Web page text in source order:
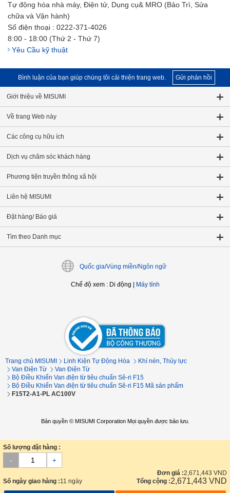
Tự động hóa nhà máy, Điện tử, Dụng cụ& MRO (Bảo Trì, Sửa
chữa và Vận hành)
Số điện thoại : 0222-371-4026
8:00 - 18:00 (Thứ 2 - Thứ 7)
Yêu Cầu kỹ thuật
Bình luận của bạn giúp chúng tôi cải thiện trang web. Gửi phản hồi
Giới thiệu về MISUMI
Về trang Web này
Các công cụ hữu ích
Dịch vụ chăm sóc khách hàng
Phương tiện truyền thông xã hội
Liên hệ MISUMI
Đặt hàng/ Báo giá
Tìm theo Danh mục
Quốc gia/Vùng miền/Ngôn ngữ
Chế độ xem: Di động Máy tính
Trang chủ MISUMI Linh Kiện Tự Động Hóa
Khí nén, Thủy lực
Van Điện Từ
Van Điện Từ
Bộ Điều Khiển Van điện từ tiêu chuẩn Sê-ri F15
Bộ Điều Khiển Van điện từ tiêu chuẩn Sê-ri F15 Mã sản phẩm
F15T2-A1-PL AC100V
Bản quyền © MISUMI Corporation Mọi quyền được bảo lưu.
Số lượng đặt hàng :
- +
Số ngày giao hàng :11 ngày
Đơn giá :2,671,443 VND
Tổng cộng :2,671,443 VND